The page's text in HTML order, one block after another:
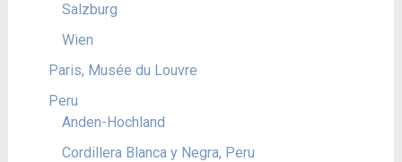
Salzburg
Wien
Paris, Musée du Louvre
Peru
Anden-Hochland
Cordillera Blanca y Negra, Peru